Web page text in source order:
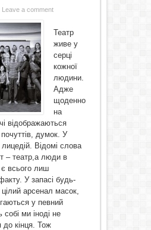
Leave a comment
Театр
живе у
серці
кожної
людини.
Адже
щоденно
на
відображаються
почуттів, думок. У
Відомі слова
– театр,а люди в
є всього лиш
У запасі будь-
арсенал масок,
у певний
собі ми іноді не
до кінця. Тож